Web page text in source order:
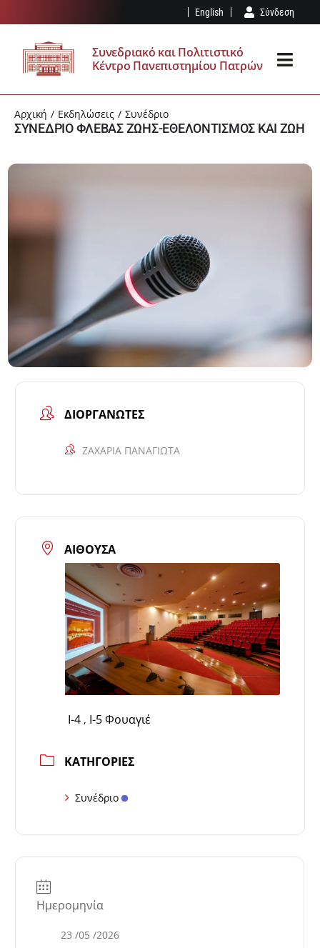
στο
περιεχόμενο
English Σύνδεση
Συνεδριακό και Πολιτιστικό
Κέντρο Πανεπιστημίου Πατρών
ΤΟ ΣΠΚ
ΕΠΊΣΚΕΨΗ
ΑΊΤΗΣΗ – ΚΑΝΟΝΙΣΜΌΣ
Αρχική Εκδηλώσεις Συνέδριο
ΣΥΝΕΔΡΙΟ ΦΛΕΒΑΣ ΖΩΗΣ-ΕΘΕΛΟΝΤΙΣΜΟΣ ΚΑΙ ΖΩΗ
ΔΙΟΡΓΑΝΩΤΈΣ
ΖΑΧΑΡΙΑ ΠΑΝΑΓΙΩΤΑ
ΑΊΘΟΥΣΑ
Ι-4 , Ι-5 Φουαγιέ
ΚΑΤΗΓΟΡΊΕΣ
Συνέδριο
Ημερομηνία
23 /05 /2026